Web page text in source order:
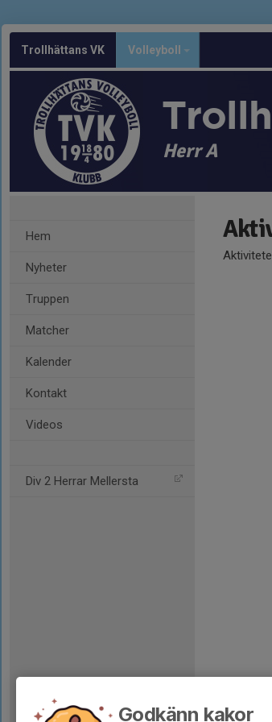
Trollhättans VK Volleyboll
Herr A
Hem
Nyheter
Truppen
Matcher
Kalender
Kontakt
Videos
Div 2 Herrar Mellersta
Godkänn kakor